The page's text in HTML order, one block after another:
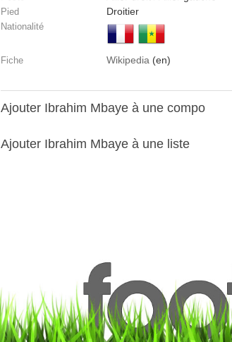
Pied Droitier
Nationalité
Fiche Wikipedia (en)
Ajouter Ibrahim Mbaye à une compo
Ajouter Ibrahim Mbaye à une liste